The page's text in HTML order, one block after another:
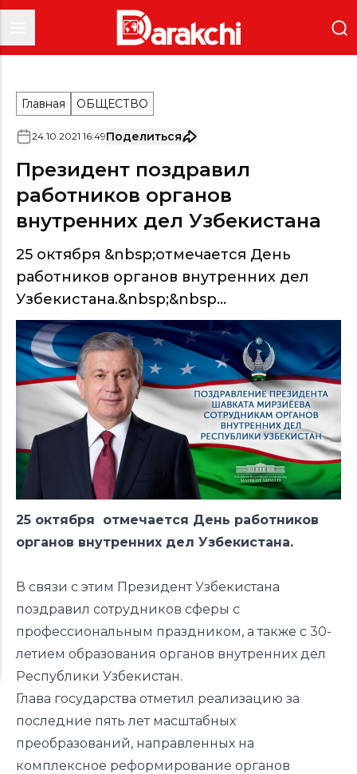
Главная ОБЩЕСТВО
24.10.2021 16:49Поделиться
Президент поздравил
работников органов
внутренних дел Узбекистана
25 октября &nbsp;отмечается День
работников органов внутренних дел
Узбекистана.&nbsp;&nbsp...
25 октября отмечается День работников
органов внутренних дел Узбекистана.
В связи с этим Президент Узбекистана
поздравил сотрудников сферы с
профессиональным праздником, а также с 30-
летием образования органов внутренних дел
Республики Узбекистан.
Глава государства отметил реализацию за
последние пять лет масштабных
преобразований, направленных на
комплексное реформирование органов